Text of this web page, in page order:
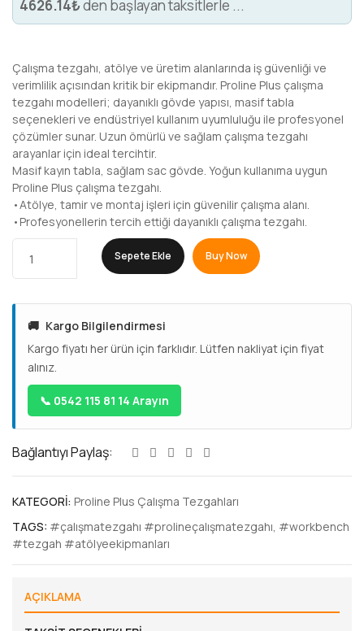
4626.14₺den başlayan taksitlerle ...
Çalışma tezgahı, atölye ve üretim alanlarında iş güvenliği ve
verimlilik açısından kritik bir ekipmandır. Proline Plus çalışma
tezgahı modelleri; dayanıklı gövde yapısı, masif tabla
seçenekleri ve endüstriyel kullanım uyumluluğu ile profesyonel
çözümler sunar. Uzun ömürlü ve sağlam çalışma tezgahı
arayanlar için ideal tercihtir.
Masif kayın tabla, sağlam sac gövde. Yoğun kullanıma uygun
Proline Plus çalışma tezgahı.
•Atölye, tamir ve montaj işleri için güvenilir çalışma alanı.
•Profesyonellerin tercih ettiği dayanıklı çalışma tezgahı.
Sepete Ekle Buy Now
🚚 Kargo Bilgilendirmesi
Kargo fiyatı her ürün için farklıdır. Lütfen nakliyat için fiyat
alınız.
📞 0542 115 81 14 Arayın
Bağlantıyı Paylaş:
KATEGORI: Proline Plus Çalışma Tezgahları
TAGS: #çalışmatezgahı #prolineçalışmatezgahı, #workbench
#tezgah #atölyeekipmanları
AÇIKLAMA